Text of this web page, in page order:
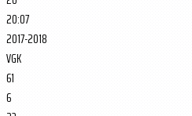
20:07
2017-2018
VGK
61
6